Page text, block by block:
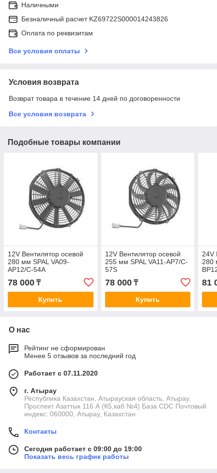
Наличными
Безналичный расчет KZ69722S000014243826
Оплата по реквизитам
Все условия оплаты
Условия возврата
Возврат товара в течение 14 дней по договоренности
Все условия возврата
Подобные товары компании
12V Вентилятор осевой
280 мм SPAL VA09-
AP12/C-54A
78 000 ₸
Купить
12V Вентилятор осевой
255 мм SPAL VA11-AP7/C-
57S
78 000₸
Купить
24V
280
81
О нас
Рейтинг не сформирован
Менее 5 отзывов за последний год
Работает с 07.11.2020
г. Атырау
Республика Казахстан, Атырауская область, Атырау,
Проспект Азаттык 116 А (К5,каб №4) База CDC Почтовый
индекс: 060000, Атырау, Казахстан
Контакты
Сегодня работает с 09:00 до 19:00
Показать весь график работы